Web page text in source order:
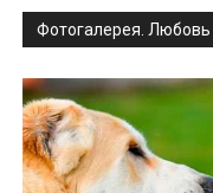
Фотогалерея. Любовь